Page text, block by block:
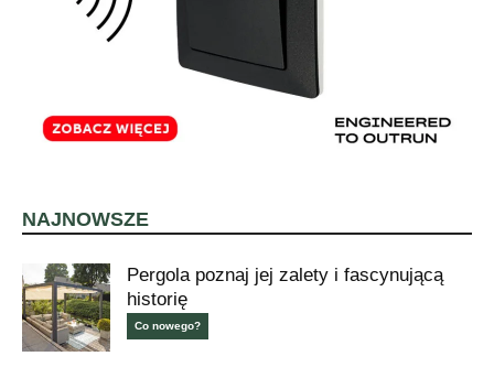
NAJNOWSZE
Pergola poznaj jej zalety i fascynującą
historię
Co nowego?